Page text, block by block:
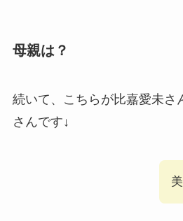
母親は？
続いて、こちらが比嘉愛未さ
さんです↓